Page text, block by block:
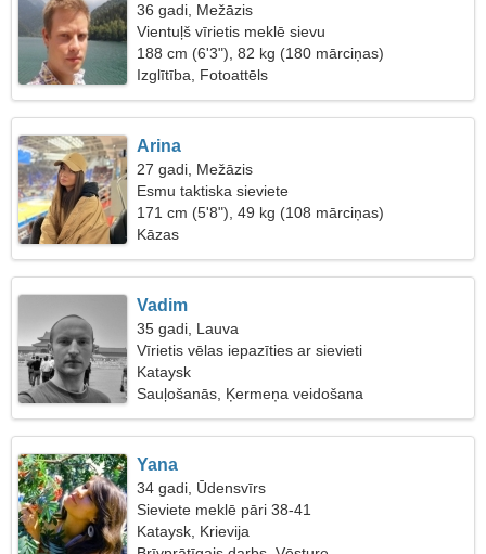
36 gadi, Mežāzis
Vientuļš vīrietis meklē sievu
188 cm (6'3"), 82 kg (180 mārciņas)
Izglītība, Fotoattēls
Arina
27 gadi, Mežāzis
Esmu taktiska sieviete
171 cm (5'8"), 49 kg (108 mārciņas)
Kāzas
Vadim
35 gadi, Lauva
Vīrietis vēlas iepazīties ar sievieti
Kataysk
Sauļošanās, Ķermeņa veidošana
Yana
34 gadi, Ūdensvīrs
Sieviete meklē pāri 38-41
Kataysk, Krievija